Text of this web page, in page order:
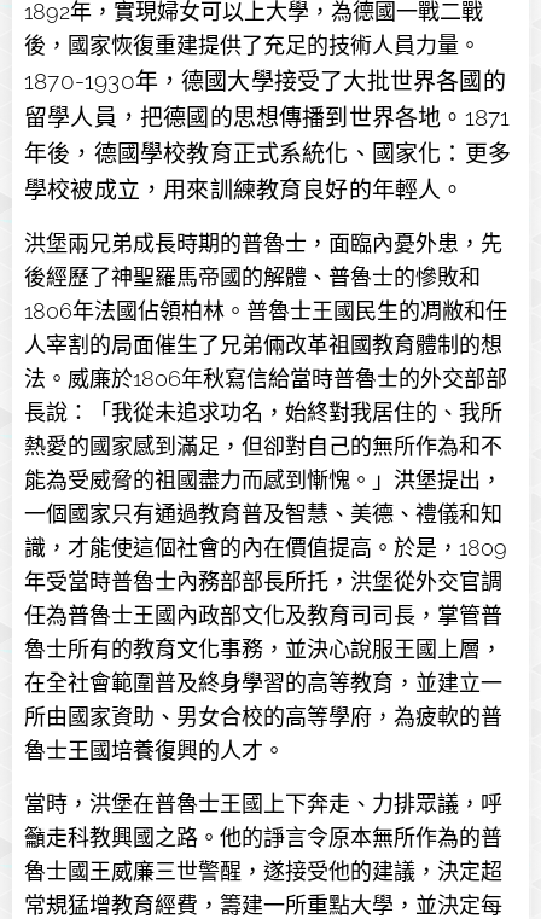
1892年，實現婦女可以上大學，為德國一戰二戰
後，國家恢復重建提供了充足的技術人員力量。
1870-1930年，德國大學接受了大批世界各國的
留學人員，把德國的思想傳播到世界各地。 1871
年後，德國學校教育正式系統化、國家化：更多
學校被成立，用來訓練教育良好的年輕人。
洪堡兩兄弟成長時期的普魯士，面臨內憂外患，先
後經歷了神聖羅馬帝國的解體、普魯士的慘敗和
1806年法國佔領柏林。普魯士王國民生的凋敝和任
人宰割的局面催生了兄弟倆改革祖國教育體制的想
法。威廉於1806年秋寫信給當時普魯士的外交部部
長說：「我從未追求功名，始終對我居住的、我所
熱愛的國家感到滿足，但卻對自己的無所作為和不
能為受威脅的祖國盡力而感到慚愧。」洪堡提出，
一個國家只有通過教育普及智慧、美德、禮儀和知
識，才能使這個社會的內在價值提高。於是，1809
年受當時普魯士內務部部長所托，洪堡從外交官調
任為普魯士王國內政部文化及教育司司長，掌管普
魯士所有的教育文化事務，並決心說服王國上層，
在全社會範圍普及終身學習的高等教育，並建立一
所由國家資助、男女合校的高等學府，為疲軟的普
魯士王國培養復興的人才。
當時，洪堡在普魯士王國上下奔走、力排眾議，呼
籲走科教興國之路。他的諍言令原本無所作為的普
魯士國王威廉三世警醒，遂接受他的建議，決定超
常規猛增教育經費，籌建一所重點大學，並決定每